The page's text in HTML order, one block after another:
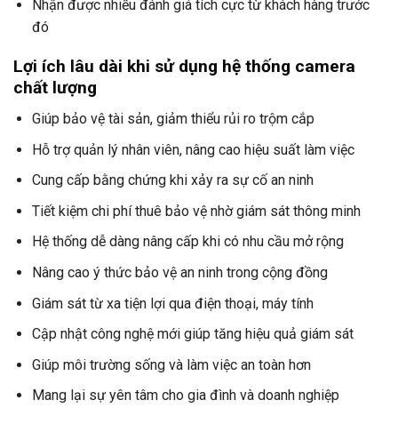
Nhận được nhiều đánh giá tích cực từ khách hàng trước
đó
Lợi ích lâu dài khi sử dụng hệ thống camera
chất lượng
Giúp bảo vệ tài sản, giảm thiểu rủi ro trộm cắp
Hỗ trợ quản lý nhân viên, nâng cao hiệu suất làm việc
Cung cấp bằng chứng khi xảy ra sự cố an ninh
Tiết kiệm chi phí thuê bảo vệ nhờ giám sát thông minh
Hệ thống dễ dàng nâng cấp khi có nhu cầu mở rộng
Nâng cao ý thức bảo vệ an ninh trong cộng đồng
Giám sát từ xa tiện lợi qua điện thoại, máy tính
Cập nhật công nghệ mới giúp tăng hiệu quả giám sát
Giúp môi trường sống và làm việc an toàn hơn
Mang lại sự yên tâm cho gia đình và doanh nghiệp